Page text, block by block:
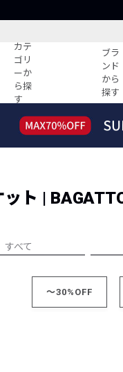
カテ
ゴリ
ーか
ら探
す
ブラ
ンド
から
探す
すべての
HOTなコ
人気記
ウィーク
ト |
すべて
～30%OFF